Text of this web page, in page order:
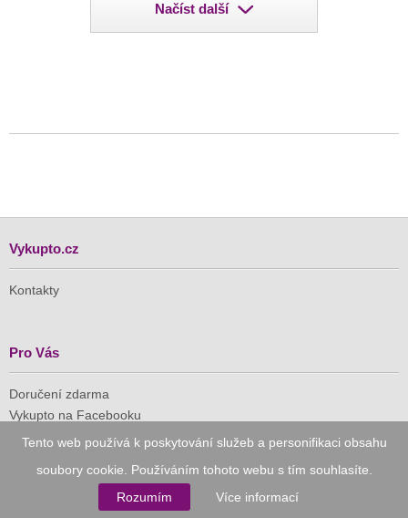
Tento web používá k poskytování služeb a personifikaci obsahu
soubory cookie. Používáním tohoto webu s tím souhlasíte.
Rozumím
Více informací
Načíst další
Vykupto.cz
Kontakty
Pro Vás
Doručení zdarma
Vykupto na Facebooku
Naše společnost je členem Asociace pro elektronickou